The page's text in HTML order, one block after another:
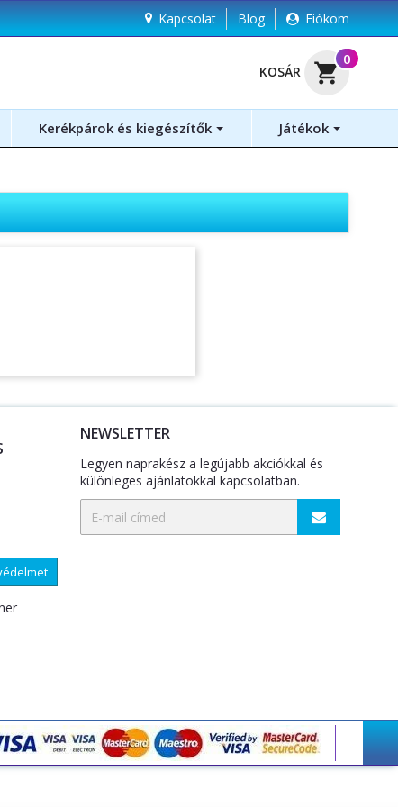
Kapcsolat Blog Fiókom
KOSÁR shopping_cart
0 )
Kerékpárok és kiegészítők Játékok
NEWSLETTER
Legyen naprakész a legújabb akciókkal és
különleges ajánlatokkal kapcsolatban.